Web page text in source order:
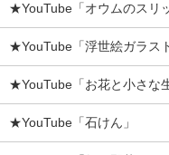
★YouTube「オウムのスリ
★YouTube「浮世絵ガラス
★YouTube「お花と小さな
★YouTube「石けん」